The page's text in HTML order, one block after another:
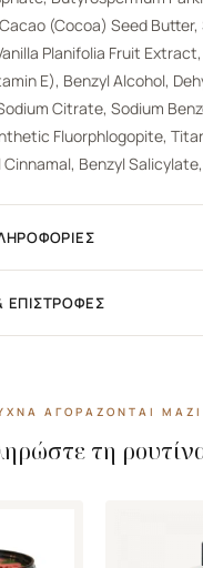
(Cocoa) Seed
Planifolia Fruit
E), Benzyl Alcohol,
Citrate, Sodium
Fluorphlogopite,
Cinnamal, Benzyl
ΑΓΟΡΆΖΟΝΤΑΙ ΜΑΖΊ
τη